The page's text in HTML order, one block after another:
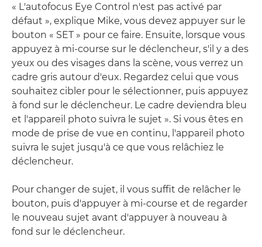
« L'autofocus Eye Control n'est pas activé par
défaut », explique Mike, vous devez appuyer sur le
bouton « SET » pour ce faire. Ensuite, lorsque vous
appuyez à mi-course sur le déclencheur, s'il y a des
yeux ou des visages dans la scène, vous verrez un
cadre gris autour d'eux. Regardez celui que vous
souhaitez cibler pour le sélectionner, puis appuyez
à fond sur le déclencheur. Le cadre deviendra bleu
et l'appareil photo suivra le sujet ». Si vous êtes en
mode de prise de vue en continu, l'appareil photo
suivra le sujet jusqu'à ce que vous relâchiez le
déclencheur.
Pour changer de sujet, il vous suffit de relâcher le
bouton, puis d'appuyer à mi-course et de regarder
le nouveau sujet avant d'appuyer à nouveau à
fond sur le déclencheur.